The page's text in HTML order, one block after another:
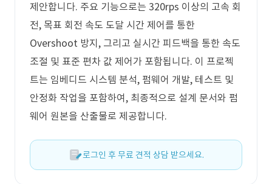
제안합니다. 주요 기능으로는 320rps 이상의 고속 회
전, 목표 회전 속도 도달 시간 제어를 통한
Overshoot 방지, 그리고 실시간 피드백을 통한 속도
조절 및 표준 편차 값 제어가 포함됩니다. 이 프로젝
트는 임베디드 시스템 분석, 펌웨어 개발, 테스트 및
안정화 작업을 포함하여, 최종적으로 설계 문서와 펌
웨어 원본을 산출물로 제공합니다.
로그인 후 무료 견적 상담 받으세요.